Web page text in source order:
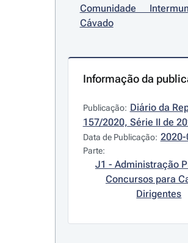
Comunidade
Cávado
Informação da
Publicação: Diário da
157/2020, Série II de
Data de Publicação:
Parte:
J1 - Administração
Concursos para
Dirigentes